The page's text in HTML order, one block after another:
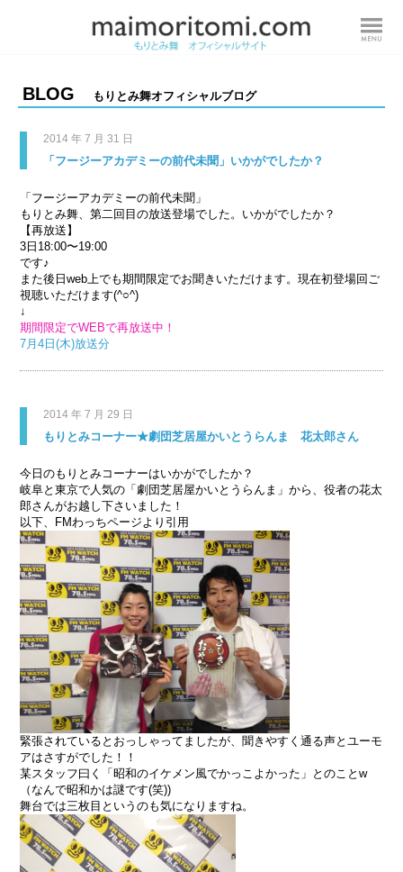
BLOG もりとみ舞オフィシャルブログ
2014 年 7 月 31 日
「フージーアカデミーの前代未聞」いかがでしたか？
「フージーアカデミーの前代未聞」
もりとみ舞、第二回目の放送登場でした。いかがでしたか？
【再放送】
3日18:00〜19:00
です♪
また後日web上でも期間限定でお聞きいただけます。現在初登場回ご
視聴いただけます(^○^)
↓
期間限定でWEBで再放送中！
7月4日(木)放送分
2014 年 7 月 29 日
もりとみコーナー★劇団芝居屋かいとうらんま 花太郎さん
今日のもりとみコーナーはいかがでしたか？
岐阜と東京で人気の「劇団芝居屋かいとうらんま」から、役者の花太
郎さんがお越し下さいました！
以下、FMわっちページより引用
緊張されているとおっしゃってましたが、聞きやすく通る声とユーモ
アはさすがでした！！
某スタッフ曰く「昭和のイケメン風でかっこよかった」とのことw
（なんで昭和かは謎です(笑))
舞台では三枚目というのも気になりますね。